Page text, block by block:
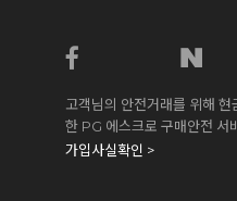
고객님의 안전거래를 위해
한 PG 에스크로 구매안전 서
가입사실확인 >